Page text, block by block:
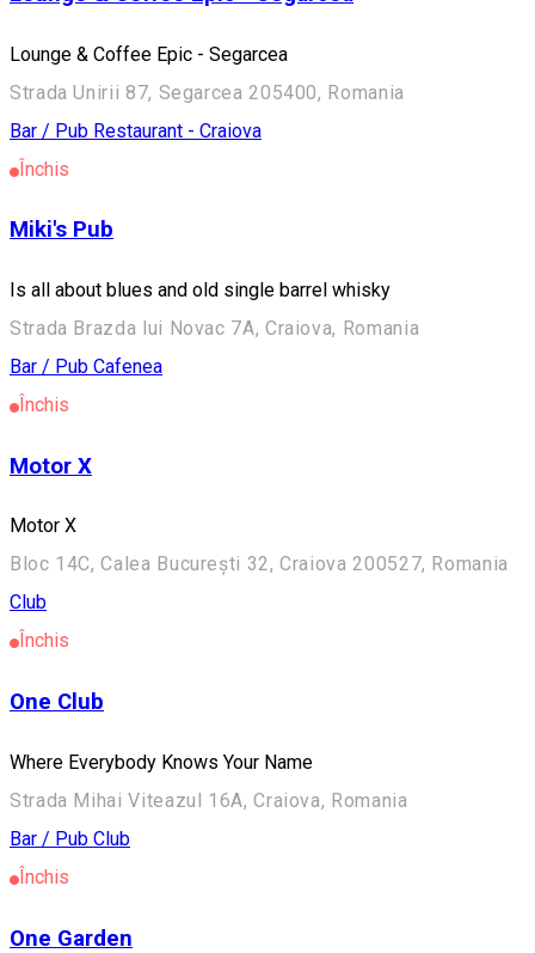
Lounge & Coffee Epic - Segarcea
Strada Unirii 87, Segarcea 205400, Romania
Bar / Pub Restaurant - Craiova
Închis
Miki's Pub
Is all about blues and old single barrel whisky
Strada Brazda lui Novac 7A, Craiova, Romania
Bar / Pub Cafenea
Închis
Motor X
Motor X
Bloc 14C, Calea București 32, Craiova 200527, Romania
Club
Închis
One Club
Where Everybody Knows Your Name
Strada Mihai Viteazul 16A, Craiova, Romania
Bar / Pub Club
Închis
One Garden